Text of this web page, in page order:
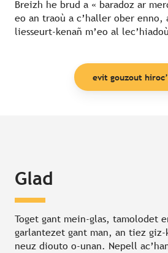
Breizh he brud a « baradoz ar
eo an traoù a c’haller ober enno,
liesseurt-kenañ m’eo al
evit gouzout
Glad
Toget gant mein-glas, tamolodet
garlantezet gant man, an tiez giz-
neuz diouto o-unan. Nepell